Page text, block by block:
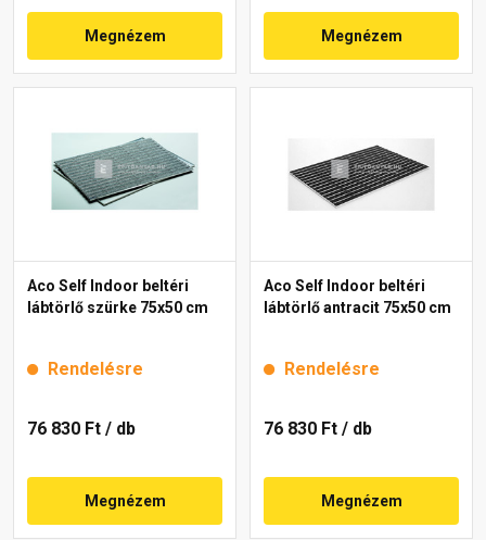
Megnézem Megnézem
Aco Self Indoor beltéri
lábtörlő szürke 75x50 cm
Rendelésre
76 830 Ft / db
Megnézem
Aco Self Indoor beltéri
lábtörlő antracit 75x50 cm
Rendelésre
76 830 Ft / db
Megnézem